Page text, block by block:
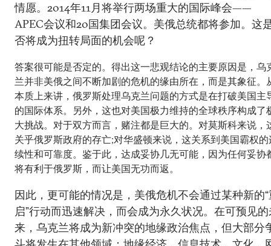
情愿。2014年11月将举行两场重大的国际峰会——
APEC会议和20国集团会议。美俄总统都将参加。这
否将成为扭转局面的机会呢？
答案很可能是否定的。得出这一悲观结论的主要原因是，乌
兰并非美俄之间不断加剧的危机的缘由所在，而是其象征。
本质上来讲，俄罗斯处理乌克兰问题的方式是在打破美国主
的国际体系。另外，这也对美国极力维持的全球秩序构成了
大挑战。对于双方而言，赌注都是巨大的。对莫斯科来说，
关乎俄罗斯政府的存亡;对华盛顿来说，这关系到美国霸权的
续性和可靠度。鉴于此，达成妥协几无可能，因为任何妥协
将有利于俄罗斯，而让美国无功而返。
因此，更可能的情况是，美俄危机不会通过某种新的
启”行动而迅速解决，而会成为永久状况。在可预见
来，乌克兰将成为新冲突的地缘政治焦点，但大部分